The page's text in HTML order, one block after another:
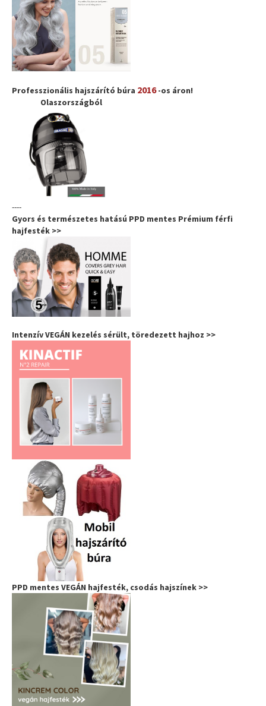
Professzionális hajszárító búra 2016-os áron!
Olaszországból
----
Gyors és természetes hatású PPD mentes Prémium férfi
hajfesték >>
Intenzív VEGÁN kezelés sérült, töredezett hajhoz >>
PPD mentes VEGÁN hajfesték, csodás hajszínek >>